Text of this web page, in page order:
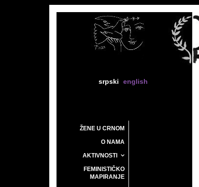
srpski english
ŽENE U CRNOM
O NAMA
AKTIVNOSTI
FEMINISTIČKO
MAPIRANJE